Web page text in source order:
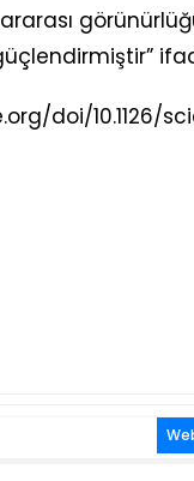
doi/10.1126/